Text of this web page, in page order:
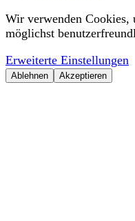
Wir verwenden Cookies,
möglichst
Erweiterte Einstellungen
Ablehnen Akzeptieren